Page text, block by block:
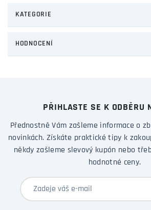
KATEGORIE
HODNOCENÍ
PŘIHLASTE SE K ODBĚRU
Přednostně Vám zašleme informace o
novinkách. Získáte praktické tipy k
někdy zašleme slevový kupón nebo
hodnotné ceny.